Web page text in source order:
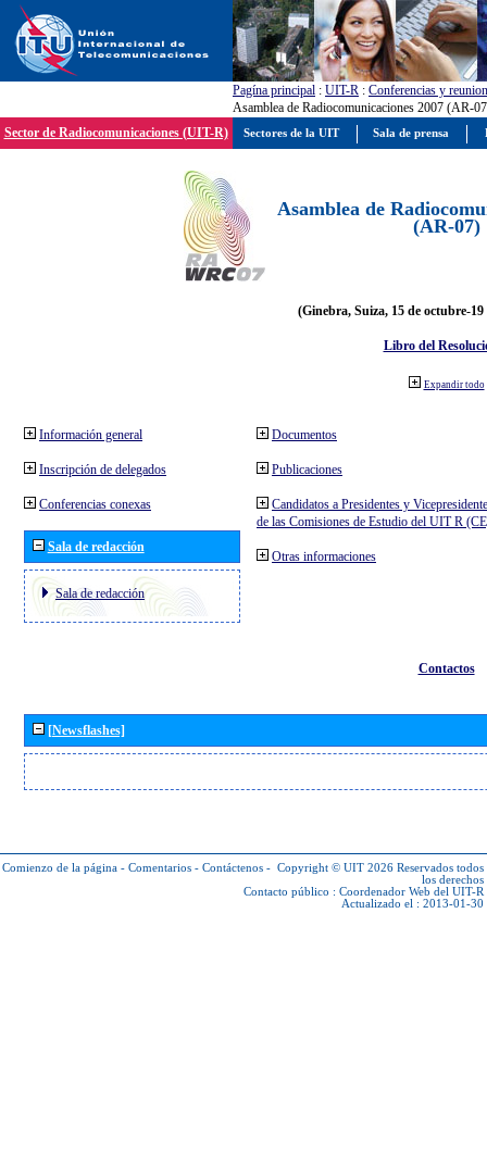
Pagína principal : UIT-R : Conferencias y
Asamblea de Radiocomunicaciones 2007 (AR-
Sector de Radiocomunicaciones (UIT-R)
Asamblea de
(AR-07)
(Ginebra, Suiza, 15 de octubre-19
Libro del
Expandir todo
Información general
Inscripción de delegados
Conferencias conexas
Sala de redacción
Sala de redacción
Documentos
Publicaciones
Candidatos a Presidentes y
de las Comisiones de Estudio del UIT R
Otras informaciones
Contactos
[Newsflashes]
Comienzo de la página - Comentarios - Contáctenos - Copyright © UIT 2026 Reservados todos
los derechos
Contacto público : Coordenador Web del UIT-R
Actualizado el : 2013-01-30
Sectores de la UIT Sala de prensa